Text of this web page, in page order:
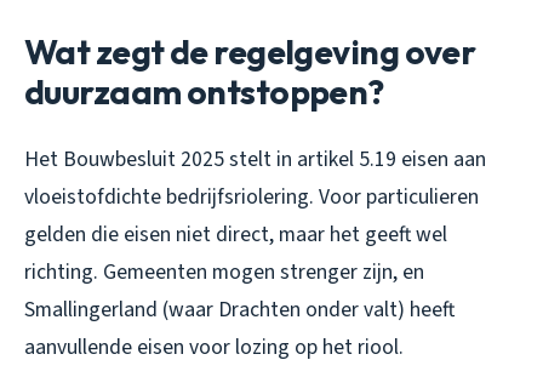
Wat zegt de regelgeving over
duurzaam ontstoppen?
Het Bouwbesluit 2025 stelt in artikel 5.19 eisen aan
vloeistofdichte bedrijfsriolering. Voor particulieren
gelden die eisen niet direct, maar het geeft wel
richting. Gemeenten mogen strenger zijn, en
Smallingerland (waar Drachten onder valt) heeft
aanvullende eisen voor lozing op het riool.